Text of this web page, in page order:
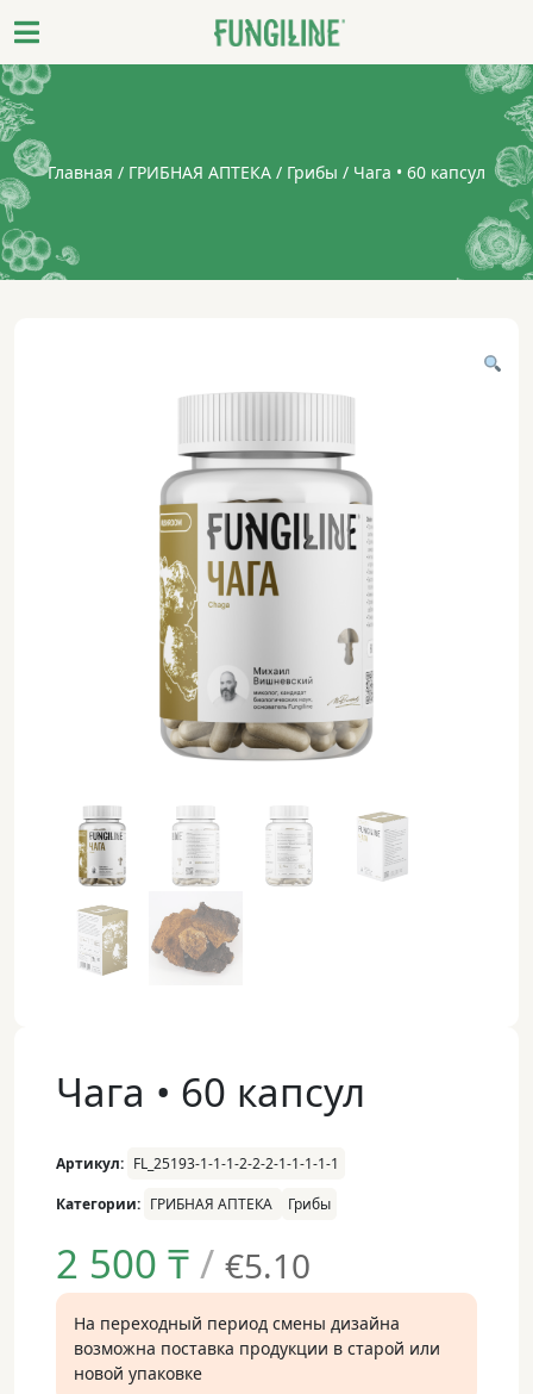
Главная / ГРИБНАЯ АПТЕКА / Грибы / Чага • 60 капсул
Чага • 60 капсул
Артикул: FL_25193-1-1-1-2-2-2-1-1-1-1-1
Категории: ГРИБНАЯ АПТЕКА Грибы
2 500 ₸ / €5.10
На переходный период смены дизайна
возможна поставка продукции в старой или
новой упаковке